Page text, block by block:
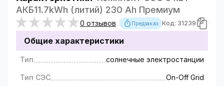
АКБ11.7kWh (литий) 230 Ah Премиум
0 отзывов Предзаказ Код: 31239
Общие характеристики
Тип солнечные электростанции
Тип СЭС On-Off Grid